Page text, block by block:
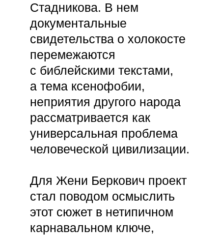
Стадникова. В нем
документальные
свидетельства о холокосте
перемежаются
с библейскими текстами,
а тема ксенофобии,
неприятия другого народа
рассматривается как
универсальная проблема
человеческой цивилизации.
Для Жени Беркович проект
стал поводом осмыслить
этот сюжет в нетипичном
карнавальном ключе,